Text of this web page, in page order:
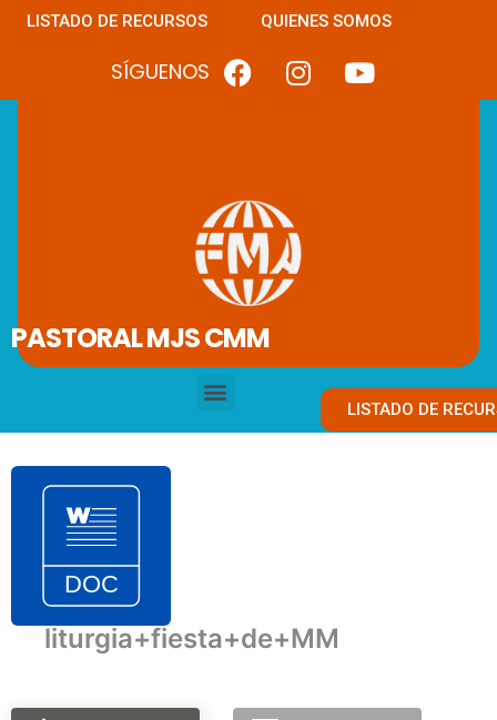
LISTADO DE RECURSOS QUIENES SOMOS
SÍGUENOS
PASTORAL MJS CMM
LISTADO DE
liturgia+fiesta+de+MM